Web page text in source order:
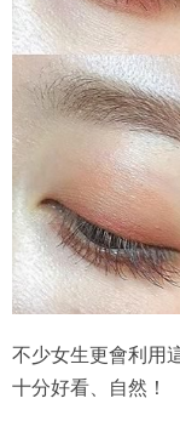
不少女生更會利用
十分好看、自然！